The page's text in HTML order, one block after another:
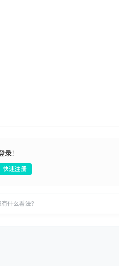
录！
快速注册
什么看法？